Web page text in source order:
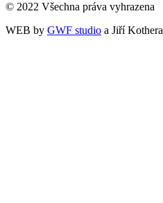
© 2022 Všechna práva vyhrazena
WEB by GWF studio a Jiří Kothera